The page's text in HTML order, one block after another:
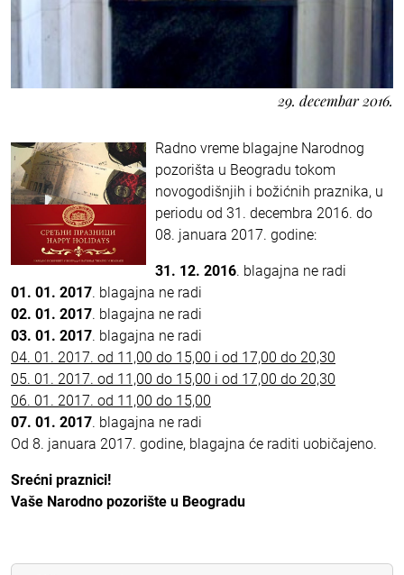
29. decembar 2016.
Radno vreme blagajne Narodnog
pozorišta u Beogradu tokom
novogodišnjih i božićnih praznika, u
periodu od 31. decembra 2016. do
08. januara 2017. godine:
31. 12. 2016. blagajna ne radi
01. 01. 2017. blagajna ne radi
02. 01. 2017. blagajna ne radi
03. 01. 2017. blagajna ne radi
04. 01. 2017. od 11,00 do 15,00 i od 17,00 do 20,30
05. 01. 2017. od 11,00 do 15,00 i od 17,00 do 20,30
06. 01. 2017. od 11,00 do 15,00
07. 01. 2017. blagajna ne radi
Od 8. januara 2017. godine, blagajna će raditi uobičajeno.
Srećni praznici!
Vaše Narodno pozorište u Beogradu